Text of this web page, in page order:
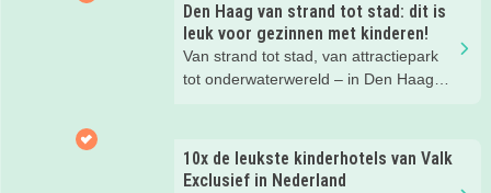
Den Haag van strand tot stad: dit is
leuk voor gezinnen met kinderen!
Van strand tot stad, van attractiepark
tot onderwaterwereld – in Den Haag
ontspannen met een lekkere lunch op
het strand en een duik in zee. Heerlijk!
10x de leukste kinderhotels van Valk
Exclusief in Nederland